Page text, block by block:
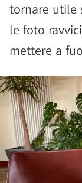
tornare utile
le foto
mettere a